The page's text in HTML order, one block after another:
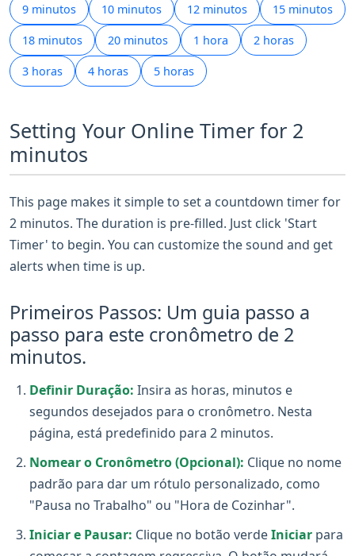
9 minutos 10 minutos 12 minutos 15 minutos
18 minutos 20 minutos 1 hora 2 horas
3 horas 4 horas 5 horas
Setting Your Online Timer for 2
minutos
This page makes it simple to set a countdown timer for
2 minutos. The duration is pre-filled. Just click 'Start
Timer' to begin. You can customize the sound and get
alerts when time is up.
Primeiros Passos: Um guia passo a
passo para este cronômetro de 2
minutos.
Definir Duração: Insira as horas, minutos e
segundos desejados para o cronômetro. Nesta
página, está predefinido para 2 minutos.
Nomear o Cronômetro (Opcional): Clique no nome
padrão para dar um rótulo personalizado, como
"Pausa no Trabalho" ou "Hora de Cozinhar".
Iniciar e Pausar: Clique no botão verdeIniciar para